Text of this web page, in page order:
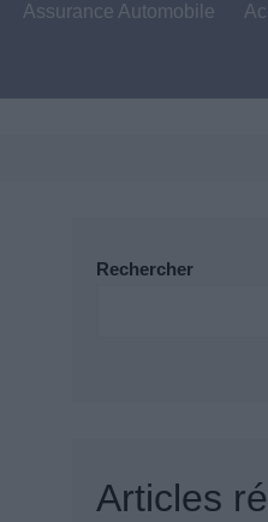
Assurance Automobile
Rechercher
Articles